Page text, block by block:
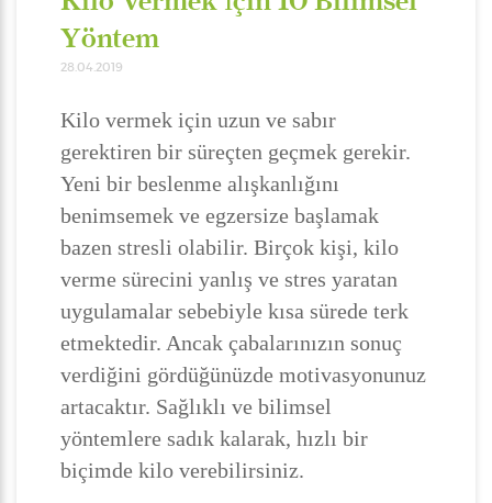
Yöntem
28.04.2019
Kilo vermek için uzun ve sabır
gerektiren bir süreçten geçmek gerekir.
Yeni bir beslenme alışkanlığını
benimsemek ve egzersize başlamak
bazen stresli olabilir. Birçok kişi, kilo
verme sürecini yanlış ve stres yaratan
uygulamalar sebebiyle kısa sürede terk
etmektedir. Ancak çabalarınızın sonuç
verdiğini gördüğünüzde motivasyonunuz
artacaktır. Sağlıklı ve bilimsel
yöntemlere sadık kalarak, hızlı bir
biçimde kilo verebilirsiniz.